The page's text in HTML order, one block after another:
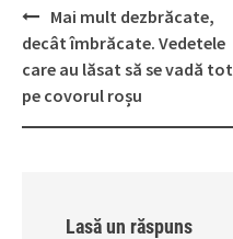
Post
navigation
Mai mult dezbrăcate,
decât îmbrăcate. Vedetele
care au lăsat să se vadă tot
pe covorul roșu
Lasă un răspuns